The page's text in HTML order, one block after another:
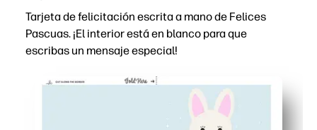
Tarjeta de felicitación escrita a mano de Felices
Pascuas. ¡El interior está en blanco para que
escribas un mensaje especial!
Puedes imprimir en casa en cuestión de minutos: solo
El diseño con letras a mano parece digno de una
El interior en blanco invita a la personalización: